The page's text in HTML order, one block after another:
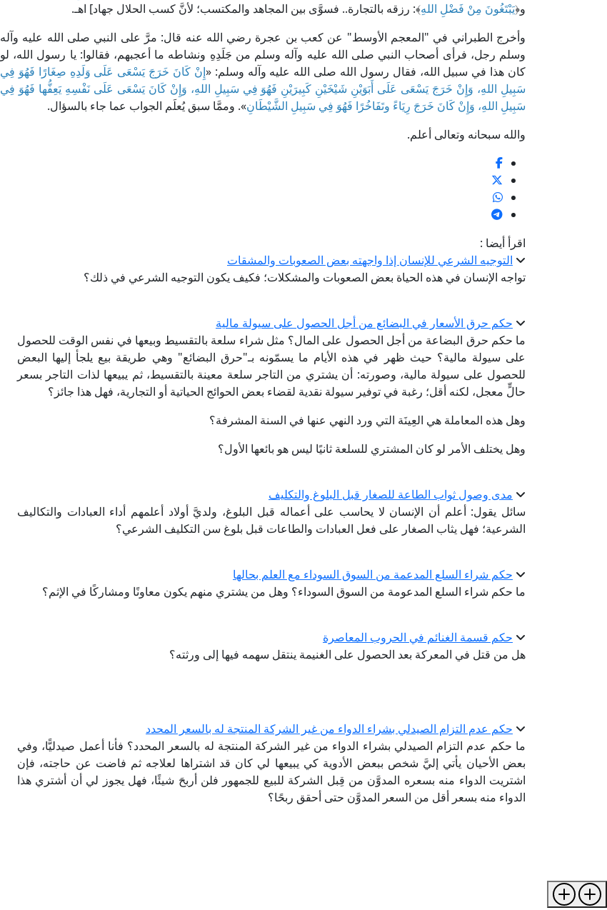
و﴿يَبْتَغُونَ مِنْ فَضْلِ اللهِ﴾: رزقه بالتجارة.. فسوَّى بين المجاهد والمكتسب؛ لأنَّ كسب الحلال جهاد] اهـ.
وأخرج الطبراني في "المعجم الأوسط" عن كعب بن عجرة رضي الله عنه قال: مرَّ على النبي صلى الله عليه وآله
وسلم رجل، فرأى أصحاب النبي صلى الله عليه وآله وسلم من جَلَدِهِ ونشاطه ما أعجبهم، فقالوا: يا رسول الله، لو
كان هذا في سبيل الله، فقال رسول الله صلى الله عليه وآله وسلم: «إِنْ كَانَ خَرَجَ يَسْعَى عَلَى وَلَدِهِ صِغَارًا فَهُوَ فِي
سَبِيلِ اللهِ، وَإِنْ خَرَجَ يَسْعَى عَلَى أَبَوَيْنِ شَيْخَيْنِ كَبِيرَيْنِ فَهُوَ فِي سَبِيلِ اللهِ، وَإِنْ كَانَ يَسْعَى عَلَى نَفْسِهِ يَعِفُّها فَهُوَ فِي
سَبِيلِ اللهِ، وَإِنْ كَانَ خَرَجَ رِيَاءً وتَفَاخُرًا فَهُوَ فِي سَبِيلِ الشَّيْطَانِ». وممَّا سبق يُعلَم الجواب عما جاء بالسؤال.
والله سبحانه وتعالى أعلم.
اقرأ أيضا :
التوجيه الشرعي للإنسان إذا واجهته بعض الصعوبات والمشقات
تواجه الإنسان في هذه الحياة بعض الصعوبات والمشكلات؛ فكيف يكون التوجيه الشرعي في ذلك؟
حكم حرق الأسعار في البضائع من أجل الحصول على سيولة مالية
ما حكم حرق البضاعة من أجل الحصول على المال؟ مثل شراء سلعة بالتقسيط وبيعها في نفس الوقت للحصول
على سيولة مالية؟ حيث ظهر في هذه الأيام ما يسمّونه بـ"حرق البضائع" وهي طريقة بيع يلجأ إليها البعض
للحصول على سيولة مالية، وصورته: أن يشتري من التاجر سلعة معينة بالتقسيط، ثم يبيعها لذات التاجر بسعر
حالٍّ معجل، لكنه أقل؛ رغبة في توفير سيولة نقدية لقضاء بعض الحوائج الحياتية أو التجارية، فهل هذا جائز؟
وهل هذه المعاملة هي العِينَة التي ورد النهي عنها في السنة المشرفة؟
وهل يختلف الأمر لو كان المشتري للسلعة ثانيًا ليس هو بائعها الأول؟
مدى وصول ثواب الطاعة للصغار قبل البلوغ والتكليف
سائل يقول: أعلم أن الإنسان لا يحاسب على أعماله قبل البلوغ، ولديَّ أولاد أعلمهم أداء العبادات والتكاليف
الشرعية؛ فهل يثاب الصغار على فعل العبادات والطاعات قبل بلوغ سن التكليف الشرعي؟
حكم شراء السلع المدعمة من السوق السوداء مع العلم بحالها
ما حكم شراء السلع المدعومة من السوق السوداء؟ وهل من يشتري منهم يكون معاونًا ومشاركًا في الإثم؟
حكم قسمة الغنائم في الحروب المعاصرة
هل من قتل في المعركة بعد الحصول على الغنيمة ينتقل سهمه فيها إلى ورثته؟
حكم عدم التزام الصيدلي بشراء الدواء من غير الشركة المنتجة له بالسعر المحدد
ما حكم عدم التزام الصيدلي بشراء الدواء من غير الشركة المنتجة له بالسعر المحدد؟ فأنا أعمل صيدليًّا، وفي
بعض الأحيان يأتي إليَّ شخص ببعض الأدوية كي يبيعها لي كان قد اشتراها لعلاجه ثم فاضت عن حاجته، فإن
اشتريت الدواء منه بسعره المدوَّن من قِبل الشركة للبيع للجمهور فلن أربحَ شيئًا، فهل يجوز لي أن أشتري هذا
الدواء منه بسعر أقل من السعر المدوَّن حتى أحقق ربحًا؟